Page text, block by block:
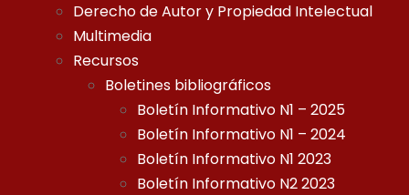
Derecho de Autor y Propiedad Intelectual
Multimedia
Recursos
Boletines bibliográficos
Boletín Informativo N1 – 2025
Boletín Informativo N1 – 2024
Boletín Informativo N1 2023
Boletín Informativo N2 2023